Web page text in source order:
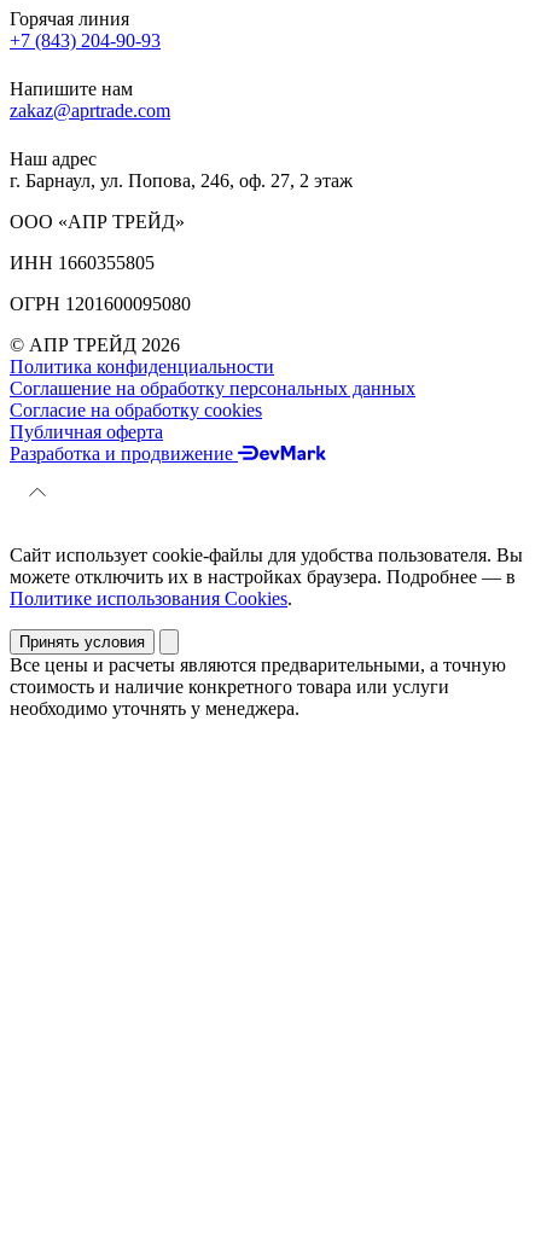
Горячая линия
+7 (843) 204-90-93
Напишите нам
zakaz@aprtrade.com
Наш адрес
г. Барнаул, ул. Попова, 246, оф. 27, 2 этаж
ООО «АПР ТРЕЙД»
ИНН 1660355805
ОГРН 1201600095080
© АПР ТРЕЙД 2026
Политика конфиденциальности
Соглашение на обработку персональных данных
Согласие на обработку cookies
Публичная оферта
Разработка и продвижение
Сайт использует cookie-файлы для удобства пользователя. Вы
можете отключить их в настройках браузера. Подробнее — в
Политике использования Cookies.
Принять условия
Все цены и расчеты являются предварительными, а точную
стоимость и наличие конкретного товара или услуги
необходимо уточнять у менеджера.